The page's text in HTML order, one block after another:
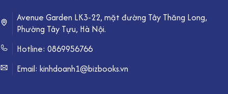
Avenue Garden LK3-22, mặt đường Tây Thăng Long,
Phường Tây Tựu, Hà Nội.
Hotline: 0869956766
Email: kinhdoanh1@bizbooks.vn